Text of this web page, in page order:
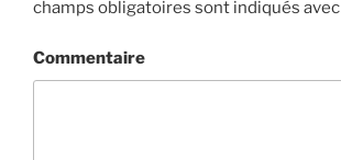
champs obligatoires sont indiqués avec
Commentaire